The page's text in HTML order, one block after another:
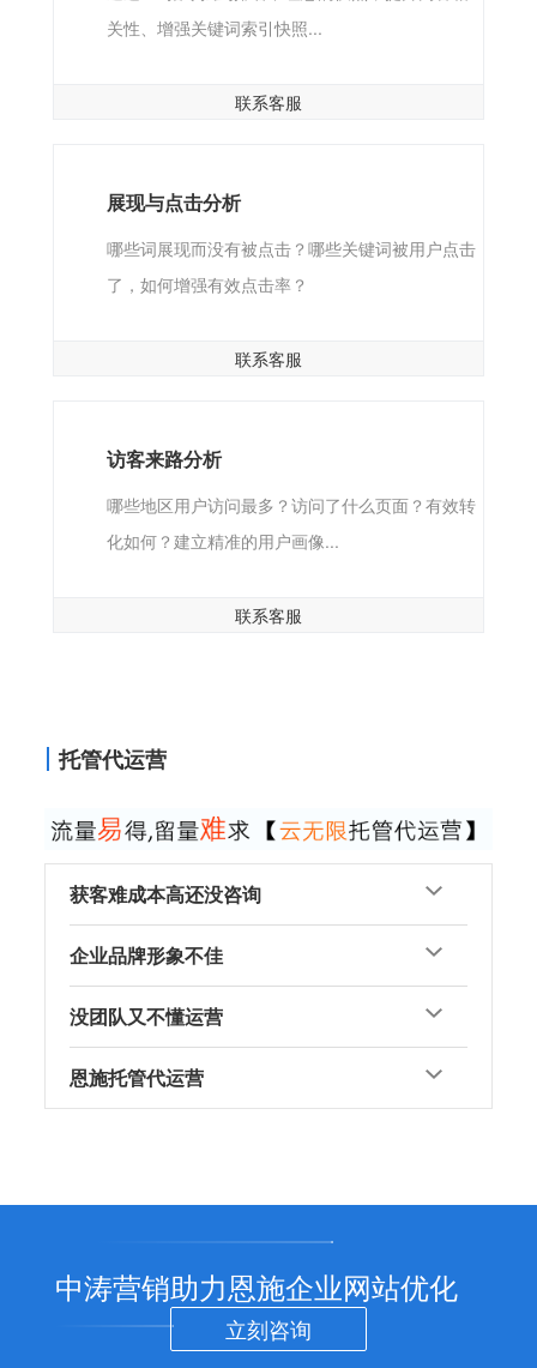
关性、增强关键词索引快照...
联系客服
展现与点击分析
哪些词展现而没有被点击？哪些关键词被用户点击
了，如何增强有效点击率？
联系客服
访客来路分析
哪些地区用户访问最多？访问了什么页面？有效转
化如何？建立精准的用户画像...
联系客服
托管代运营
获客难成本高还没咨询
企业品牌形象不佳
没团队又不懂运营
恩施托管代运营
中涛营销助力恩施企业网站优化
立刻咨询